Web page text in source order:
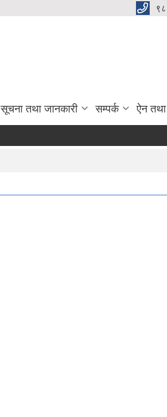
सूचना तथा जानकारी सम्पर्क ऐन